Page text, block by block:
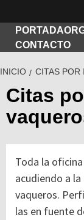
PORTADA
CONTACTO
INICIO CITAS POR
Citas
Toda la
acudiendo a
vaqueros.
las en fuente